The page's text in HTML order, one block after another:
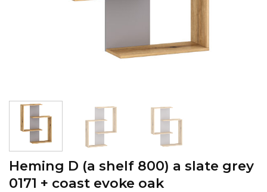
Heming D (a shelf 800) a slate grey
0171 + coast evoke oak